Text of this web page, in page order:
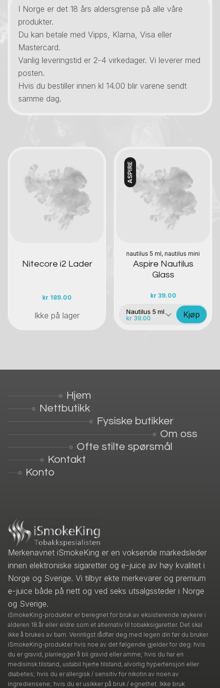
I Norge er det 18 års aldersgrense på alle våre
produkter.
Du kan betale med Vipps, Klarna, Visa eller
Mastercard.
Vanlig leveringstid er 2-4 virkedager. Vi leverer med
posten.
Hvis du bestiller innen kl 14.00 blir varene sendt
samme dag.
Nitecore i2 Lader
kr 189.00
Kontakt oss
Ikke på lager
ASPIRE
nautilus 5 ml, nautilus mini
Aspire Nautilus
Glass
kr 39.00
Kontakt oss
Nautilus 5 ml
kr 39.00 Kjøp
Hjem
Nettbutikk
Fysiske butikker
Om oss
Ofte stilte spørsmål
Kontakt
Konto
Merkenavnet iSmokeKing er en voksende markedsleder
innen elektroniske sigaretter og e-juice av høy kvalitet i
Norge og Sverige. Vi tilbyr ekte merkevarer og premium
e-juice både på nett og ved seks utsalgssteder i Norge
og Sverige.
iSmokeKing-produkter er beregnet for bruk av eksisterende røykere i
alderen 18 år eller eldre som et alternativ til tobakksigaretter. Det skal
ikke å brukes av barn. Vennligst rådfør deg med legen din før du bruker
iSmokeKing-produkter hvis noe av det følgende gjelder for deg: hvis
du er gravid, planlegger å bli gravid eller amme; hvis du har en
medisinsk tilstand, ustabil hjerte tilstand, alvorlig hypertensjon eller
diabetes; hvis du er allergisk / sensitiv for nikotin av noen av
ingrediensene; hvis du er usikker på bruk / egnethet. Ikke bruk